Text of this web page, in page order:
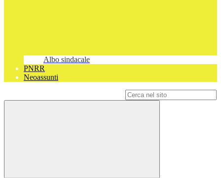
Albo sindacale
PNRR
Neoassunti